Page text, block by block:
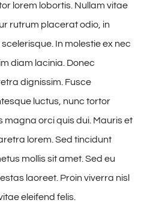
lorem lobortis. Nullam vitae
rutrum placerat odio, in
In molestie ex nec
diam lacinia. Donec
dignissim. Fusce
luctus, nunc tortor
magna orci quis dui. Mauris et
lorem. Sed tincidunt
mollis sit amet. Sed eu
laoreet. Proin viverra nisl
eleifend felis.